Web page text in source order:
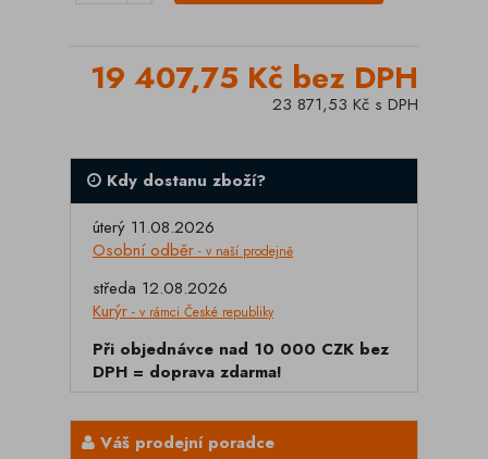
19 407,75 Kč bez DPH
23 871,53 Kč s DPH
Kdy dostanu zboží?
úterý 11.08.2026
Osobní odběr - v naší prodejně
středa 12.08.2026
Kurýr - v rámci České republiky
Při objednávce nad 10 000 CZK bez
DPH = doprava zdarma!
Váš prodejní poradce